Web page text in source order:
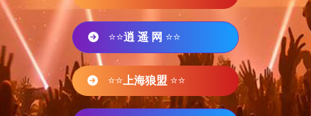
⭐⭐逍 遥 网 ⭐⭐
⭐⭐ 上海狼盟 ⭐⭐